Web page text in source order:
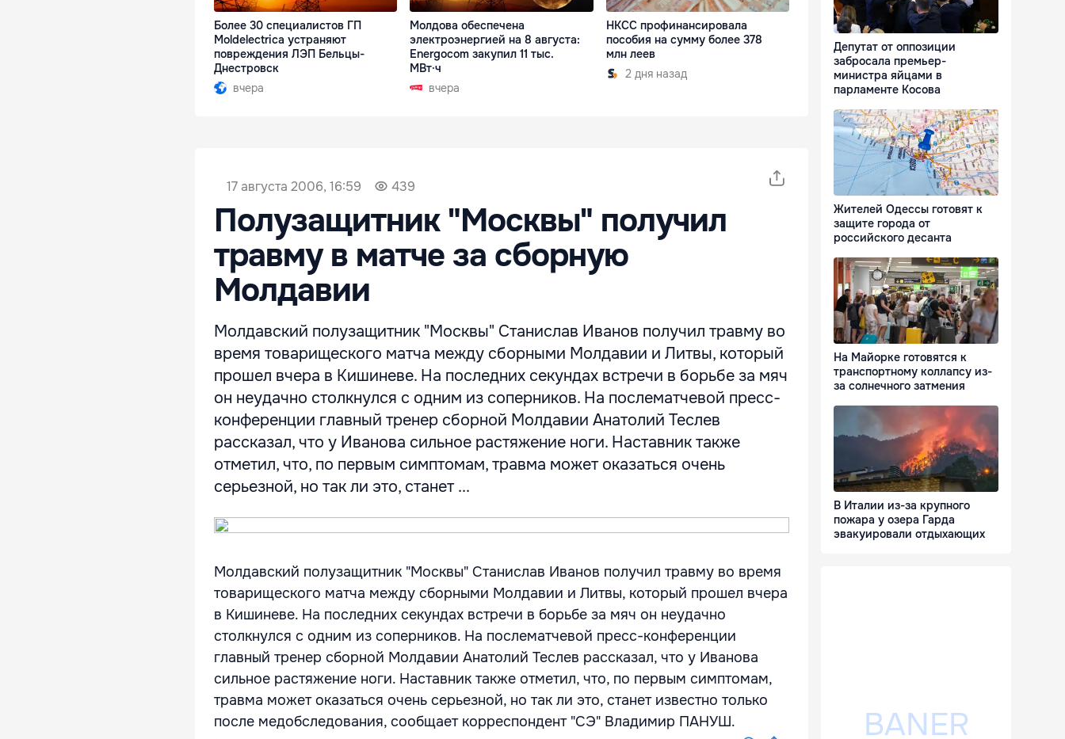
Более 30 специалистов ГП
Moldelectrica устраняют
повреждения ЛЭП Бельцы-
Днестровск
вчера
Молдова обеспечена
электроэнергией на 8 августа:
Energocom закупил 11 тыс.
МВт·ч
вчера
НКСС профинансировала
пособия на сумму более 378
млн леев
2 дня назад
17 августа 2006, 16:59 439
Полузащитник "Москвы" получил
травму в матче за сборную
Молдавии
Молдавский полузащитник "Москвы" Станислав Иванов получил травму во
время товарищеского матча между сборными Молдавии и Литвы, который
прошел вчера в Кишиневе. На последних секундах встречи в борьбе за мяч
он неудачно столкнулся с одним из соперников. На послематчевой пресс-
конференции главный тренер сборной Молдавии Анатолий Теслев
рассказал, что у Иванова сильное растяжение ноги. Наставник также
отметил, что, по первым симптомам, травма может оказаться очень
серьезной, но так ли это, станет ...
Молдавский полузащитник "Москвы" Станислав Иванов получил травму во время
товарищеского матча между сборными Молдавии и Литвы, который прошел вчера
в Кишиневе. На последних секундах встречи в борьбе за мяч он неудачно
столкнулся с одним из соперников. На послематчевой пресс-конференции
главный тренер сборной Молдавии Анатолий Теслев рассказал, что у Иванова
сильное растяжение ноги. Наставник также отметил, что, по первым симптомам,
травма может оказаться очень серьезной, но так ли это, станет известно только
после медобследования, сообщает корреспондент "СЭ" Владимир ПАНУШ.
Депутат от оппозиции
забросала премьер-
министра яйцами в
парламенте Косова
Жителей Одессы готовят к
защите города от
российского десанта
На Майорке готовятся к
транспортному коллапсу из-
за солнечного затмения
В Италии из-за крупного
пожара у озера Гарда
эвакуировали отдыхающих